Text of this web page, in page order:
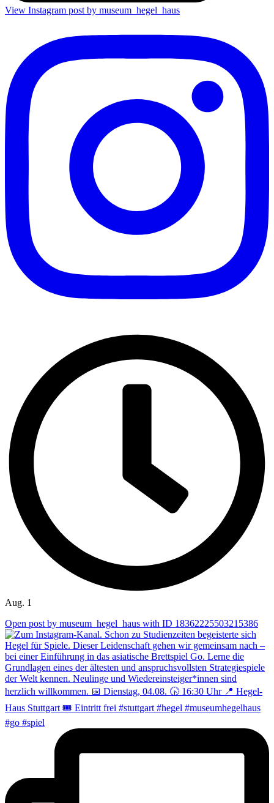
View Instagram post by museum_hegel_haus
Aug. 1
Open post by museum_hegel_haus with ID 18362225503215386